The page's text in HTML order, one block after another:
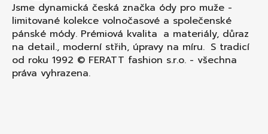
Jsme dynamická česká značka ódy pro muže -
limitované kolekce volnočasové a společenské
pánské módy. Prémiová kvalita a materiály, důraz
na detail., moderní střih, úpravy na míru. S tradicí
od roku 1992 © FERATT fashion s.r.o. - všechna
práva vyhrazena.